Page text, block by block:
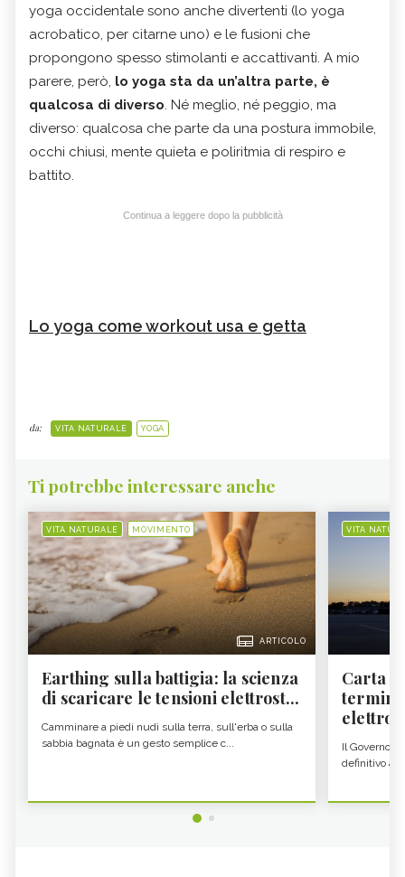
yoga occidentale sono anche divertenti (lo yoga
acrobatico, per citarne uno) e le fusioni che
propongono spesso stimolanti e accattivanti. A mio
parere, però, lo yoga sta da un’altra parte, è
qualcosa di diverso. Né meglio, né peggio, ma
diverso: qualcosa che parte da una postura immobile,
occhi chiusi, mente quieta e poliritmia di respiro e
battito.
Continua a leggere dopo la pubblicità
Lo yoga come workout usa e getta
da: VITA NATURALE YOGA
Ti potrebbe interessare anche
VITA NATURALE MOVIMENTO
ARTICOLO
Earthing sulla battigia: la scienza
di scaricare le tensioni elettrost...
Camminare a piedi nudi sulla terra, sull'erba o sulla
sabbia bagnata è un gesto semplice c...
VITA
Carta
Il Governo
definitivo